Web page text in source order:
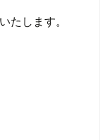
たします。